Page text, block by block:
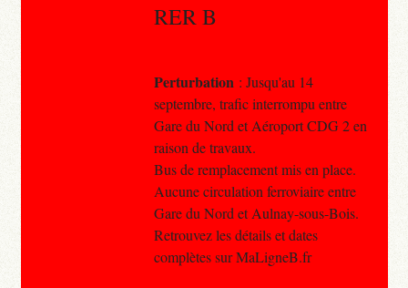
RER B
Perturbation : Jusqu'au 14
septembre, trafic interrompu entre
Gare du Nord et Aéroport CDG 2 en
raison de travaux.
Bus de remplacement mis en place.
Aucune circulation ferroviaire entre
Gare du Nord et Aulnay-sous-Bois.
Retrouvez les détails et dates
complètes sur MaLigneB.fr